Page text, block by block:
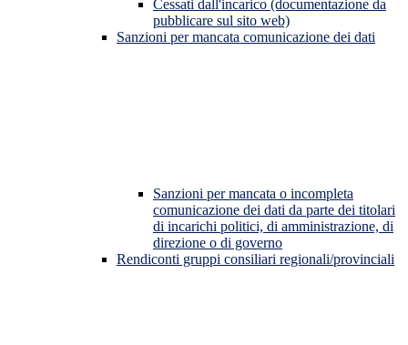
Cessati dall'incarico (documentazione da
pubblicare sul sito web)
Sanzioni per mancata comunicazione dei dati
Sanzioni per mancata o incompleta
comunicazione dei dati da parte dei titolari
di incarichi politici, di amministrazione, di
direzione o di governo
Rendiconti gruppi consiliari regionali/provinciali